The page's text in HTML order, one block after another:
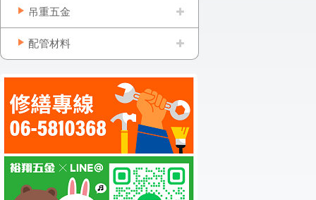
吊重五金
配管材料